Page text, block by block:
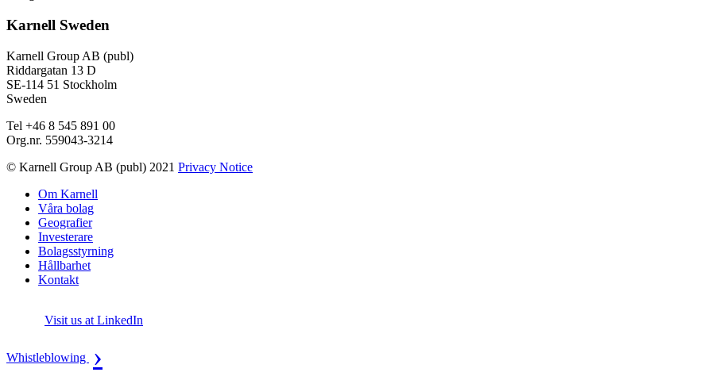
Karnell Sweden
Karnell Group AB (publ)
Riddargatan 13 D
SE-114 51 Stockholm
Sweden
Tel +46 8 545 891 00
Org.nr. 559043-3214
© Karnell Group AB (publ) 2021 Privacy Notice
Om Karnell
Våra bolag
Geografier
Investerare
Bolagsstyrning
Hållbarhet
Kontakt
Visit us at LinkedIn
Whistleblowing ›